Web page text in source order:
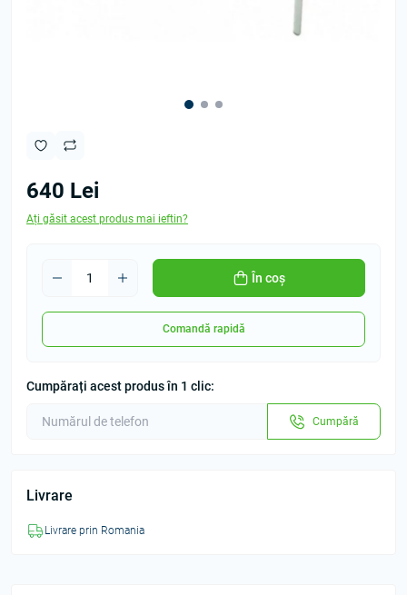
640 Lei
Ați găsit acest produs mai ieftin?
În coș
Comandă rapidă
Cumpărați acest produs în 1 clic:
Cumpără
Livrare
Livrare prin Romania